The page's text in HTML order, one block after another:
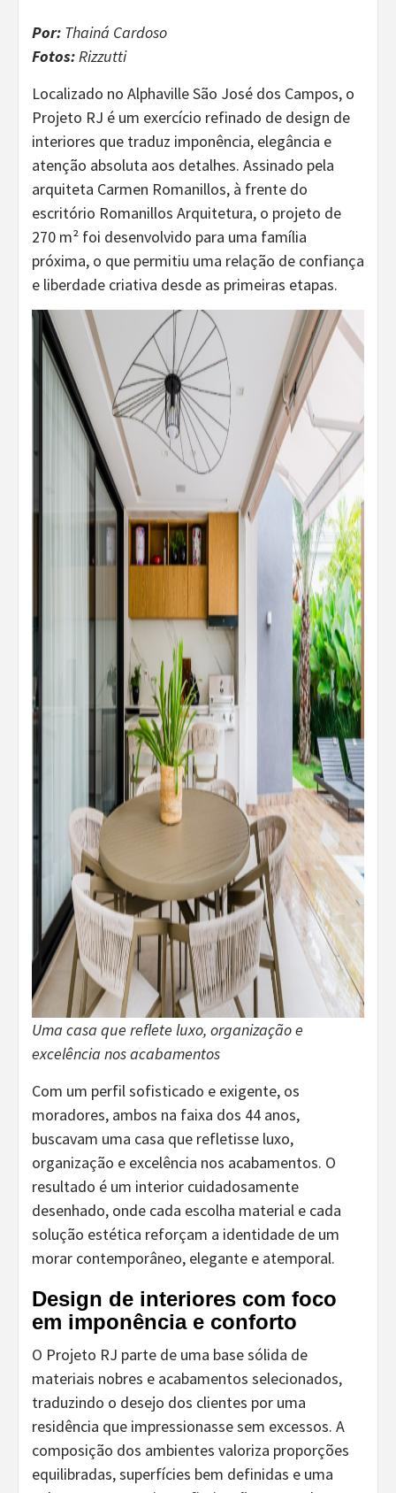
Por: Thainá Cardoso
Fotos: Rizzutti
Localizado no Alphaville São José dos Campos, o
Projeto RJ é um exercício refinado de design de
interiores que traduz imponência, elegância e
atenção absoluta aos detalhes. Assinado pela
arquiteta Carmen Romanillos, à frente do
escritório Romanillos Arquitetura, o projeto de
270 m² foi desenvolvido para uma família
próxima, o que permitiu uma relação de confiança
e liberdade criativa desde as primeiras etapas.
Uma casa que reflete luxo, organização e
excelência nos acabamentos
Com um perfil sofisticado e exigente, os
moradores, ambos na faixa dos 44 anos,
buscavam uma casa que refletisse luxo,
organização e excelência nos acabamentos. O
resultado é um interior cuidadosamente
desenhado, onde cada escolha material e cada
solução estética reforçam a identidade de um
morar contemporâneo, elegante e atemporal.
Design de interiores com foco
em imponência e conforto
O Projeto RJ parte de uma base sólida de
materiais nobres e acabamentos selecionados,
traduzindo o desejo dos clientes por uma
residência que impressionasse sem excessos. A
composição dos ambientes valoriza proporções
equilibradas, superfícies bem definidas e uma